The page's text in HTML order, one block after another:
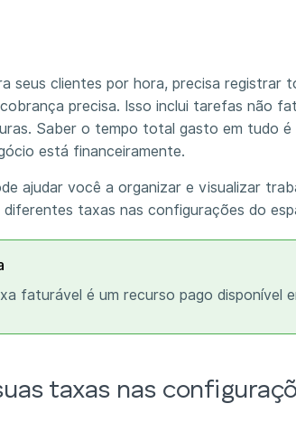
seus clientes por hora, precisa registrar
precisa. Isso inclui tarefas não
Saber o tempo total gasto em tudo
está financeiramente.
ajudar você a organizar e visualizar
taxas nas configurações do
faturável é um recurso pago disponível
taxas nas